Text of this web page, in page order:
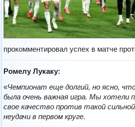
прокомментировал успех в матче
Ромелу Лукаку:
«Чемпионат еще долгий, но ясно,
была очень важная игра. Мы хотели
свое качество против такой
неудачи в первом круге.